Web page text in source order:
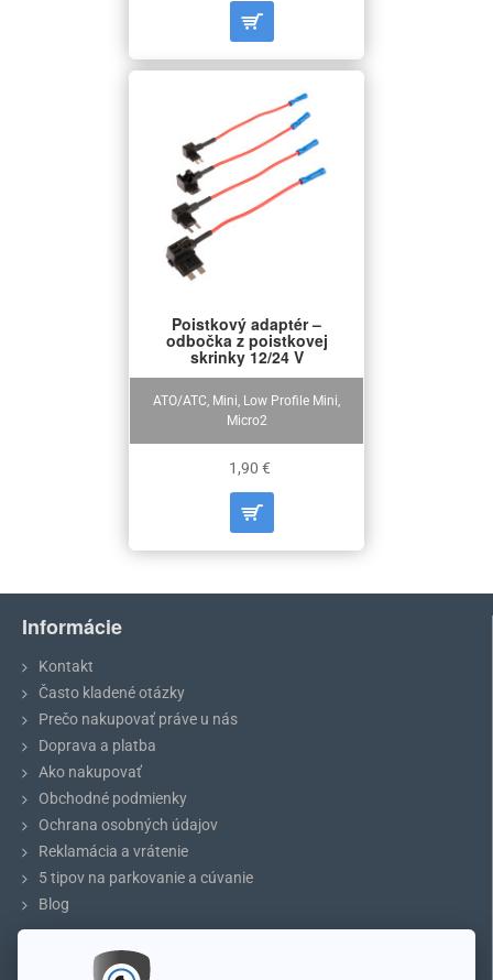
ATO/ATC, Mini, Low Profile Mini,
Micro2
Poistkový adaptér –
odbočka z poistkovej
skrinky 12/24 V
1,90 €
Informácie
Kontakt
Často kladené otázky
Prečo nakupovať práve u nás
Doprava a platba
Ako nakupovať
Obchodné podmienky
Ochrana osobných údajov
Reklamácia a vrátenie
5 tipov na parkovanie a cúvanie
Blog